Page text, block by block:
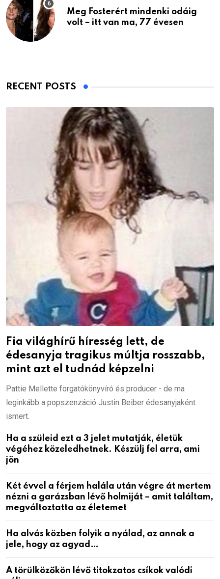
Meg Fosterért mindenki odáig
volt – itt van ma, 77 évesen
RECENT POSTS
Fia világhírű híresség lett, de
édesanyja tragikus múltja rosszabb,
mint azt el tudnád képzelni
Pattie Mellette forgatókönyvíró és producer - de ma
leginkább a popszenzáció Justin Beiber édesanyjaként
ismert.
Ha a szüleid ezt a 3 jelet mutatják, életük
végéhez közeledhetnek. Készülj fel arra, ami
jön
Két évvel a férjem halála után végre át mertem
nézni a garázsban lévő holmiját – amit találtam,
megváltoztatta az életemet
Ha alvás közben folyik a nyálad, az annak a
jele, hogy az agyad…
A törülközőkön lévő titokzatos csíkok valódi